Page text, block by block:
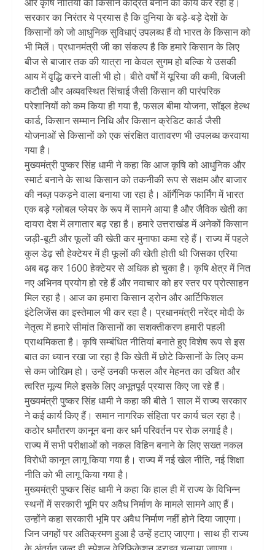
सरकार का निरंतर ये प्रयास है कि दुनिया के बड़े-बड़े देशों के
किसानों को जो आधुनिक सुविधाएं उपलब्ध हैं वो भारत के किसान को
भी मिलें। प्रधानमंत्री जी का संकल्प है कि हमारे किसान के लिए
बीज से बाजार तक की यात्रा ना केवल सुगम हो बल्कि ये उसकी
आय में वृद्धि करने वाली भी हो। बीते वर्षों में यूरिया की कमी, बिजली
कटौती और अव्यवस्थित सिंचाई जैसी किसान की पारंपरिक
परेशानियों को कम किया ही गया है, फसल बीमा योजना, सॉइल हेल्थ
कार्ड, किसान सम्मान निधि और किसान क्रेडिट कार्ड जैसी
योजनाओं से किसानों को एक संरक्षित वातावरण भी उपलब्ध करवाया
गया है।
मुख्यमंत्री पुष्कर सिंह धामी ने कहा कि आज कृषि को आधुनिक और
स्मार्ट बनाने के साथ किसान को तकनीकी रूप से सक्षम और बाजार
की नब्ज़ पकड़ने वाला बनाया जा रहा है। ऑर्गैनिक फार्मिंग में भारत
एक बड़े ग्लोबल प्लेयर के रूप में सामने आया है और जैविक खेती का
दायरा देश में लगातार बढ़ रहा है। हमारे उत्तराखंड में अनेकों किसान
जड़ी-बूटी और फूलों की खेती कर मुनाफा कमा रहे हैं। राज्य में पहले
कुल डेढ़ सौ हेक्टेयर में ही फूलों की खेती होती थी जिसका एरिया
अब बढ़ कर 1600 हेक्टेयर से अधिक हो चुका है। कृषि क्षेत्र में नित
नए अभिनव प्रयोग हो रहे हैं और नवाचार को हर स्तर पर प्रोत्साहन
मिल रहा है। आज का हमारा किसान ड्रोन और आर्टिफिशल
इंटेलिजेंस का इस्तेमाल भी कर रहा है। प्रधानमंत्री नरेंद्र मोदी के
नेतृत्व में हमारे सीमांत किसानों का सशक्तीकरण हमारी पहली
प्राथमिकता है। कृषि सम्बंधित नीतियां बनाते हुए विशेष रूप से इस
बात का ध्यान रखा जा रहा है कि खेती में छोटे किसानों के लिए कम
से कम जोखिम हो। उन्हें उनकी फसल और मेहनत का उचित और
त्वरित मूल्य मिले इसके लिए अभूतपूर्व प्रयास किए जा रहे हैं।
मुख्यमंत्री पुष्कर सिंह धामी ने कहा की बीते 1 साल में राज्य सरकार
ने कई कार्य किए हैं। समान नागरिक संहिता पर कार्य चल रहा है।
कठोर धर्मांतरण कानून बना कर धर्म परिवर्तन पर रोक लगाई है।
राज्य में सभी परीक्षाओं को नकल विहिन बनाने के लिए सख्त नकल
विरोधी कानून लागू किया गया है। राज्य में नई खेल नीति, नई शिक्षा
नीति को भी लागू किया गया है।
मुख्यमंत्री पुष्कर सिंह धामी ने कहा कि हाल ही में राज्य के विभिन्न
स्थनों में सरकारी भूमि पर अवैध निर्माण के मामले सामने आए हैं।
उन्होंने कहा सरकारी भूमि पर अवैध निर्माण नहीं होने दिया जाएगा।
जिन जगहों पर अतिक्रमण हुआ है उन्हें हटाए जाएगा। साथ ही राज्य